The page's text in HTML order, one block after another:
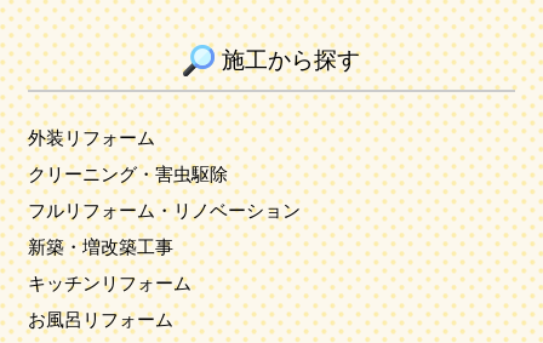
施工から探す
外装リフォーム
クリーニング・害虫駆除
フルリフォーム・リノベーション
新築・増改築工事
キッチンリフォーム
お風呂リフォーム